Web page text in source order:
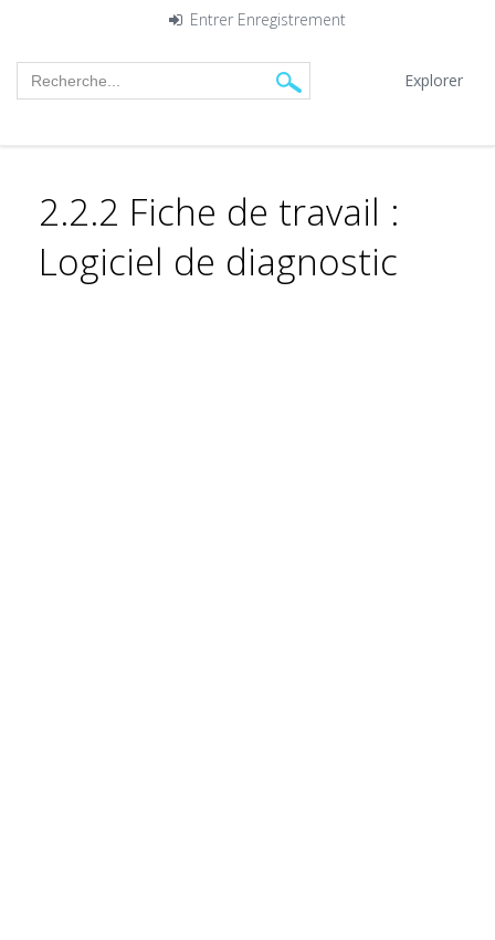
Entrer Enregistrement
Explorer
2.2.2 Fiche de travail :
Logiciel de diagnostic